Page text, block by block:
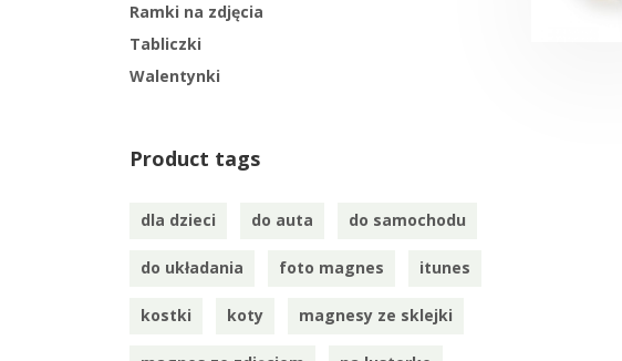
Ramki na zdjęcia
Tabliczki
Walentynki
Product tags
dla dzieci do auta do samochodu
do układania foto magnes itunes
kostki koty magnesy ze sklejki